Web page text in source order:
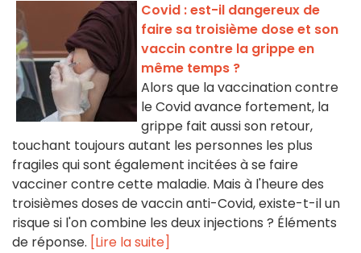
Covid : est-il dangereux de
faire sa troisième dose et son
vaccin contre la grippe en
même temps ?
Alors que la vaccination contre
le Covid avance fortement, la
grippe fait aussi son retour,
touchant toujours autant les personnes les plus
fragiles qui sont également incitées à se faire
vacciner contre cette maladie. Mais à l'heure des
troisièmes doses de vaccin anti-Covid, existe-t-il un
risque si l'on combine les deux injections ? Éléments
de réponse. [Lire la suite]